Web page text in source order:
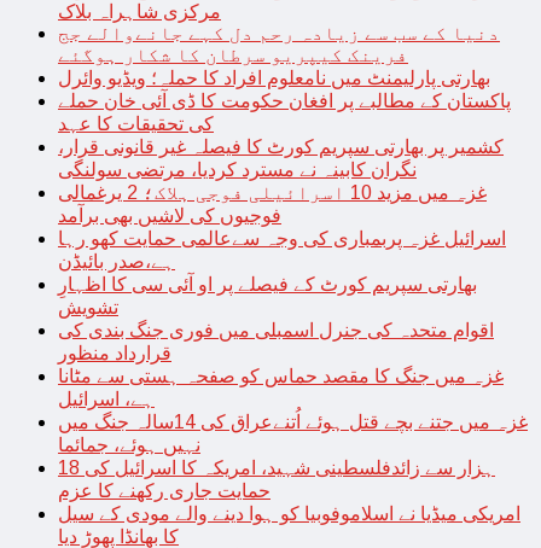
مرکزی شاہراہ بلاک
دنیا کے سب سے زیادہ رحم دل کہے جانےوالے جج
فرینک کیپریو سرطان کا شکار ہوگئے
بھارتی پارلیمنٹ میں نامعلوم افراد کا حملہ؛ ویڈیو وائرل
پاکستان کے مطالبے پر افغان حکومت کا ڈی آئی خان حملے
کی تحقیقات کا عہد
کشمیر پر بھارتی سپریم کورٹ کا فیصلہ غیر قانونی قرار،
نگران کابینہ نے مسترد کردیا، مرتضی سولنگی
غزہ میں مزید 10 اسرائیلی فوجی ہلاک؛ 2 یرغمالی
فوجیوں کی لاشیں بھی برآمد
اسرائیل غزہ پربمباری کی وجہ سےعالمی حمایت کھو رہا
ہے،صدر بائیڈن
بھارتی سپریم کورٹ کے فیصلے پر او آئی سی کا اظہارِ
تشویش
اقوام متحدہ کی جنرل اسمبلی میں فوری جنگ بندی کی
قرارداد منظور
غزہ میں جنگ کا مقصد حماس کو صفحہ ہستی سے مٹانا
ہے، اسرائیل
غزہ میں جتنے بچے قتل ہوئے اُتنےعراق کی 14سالہ جنگ میں
نہیں ہوئے، جمائما
18 ہزار سے زائدفلسطینی شہید، امریکہ کا اسرائیل کی
حمایت جاری رکھنے کا عزم
امریکی میڈیا نے اسلاموفوبیا کو ہوا دینے والے مودی کے سیل
کا بھانڈا پھوڑ دیا